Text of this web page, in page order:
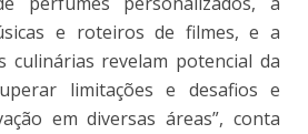
e roteiros de filmes, e a
culinárias revelam potencial da
limitações e desafios e
em diversas áreas”, conta